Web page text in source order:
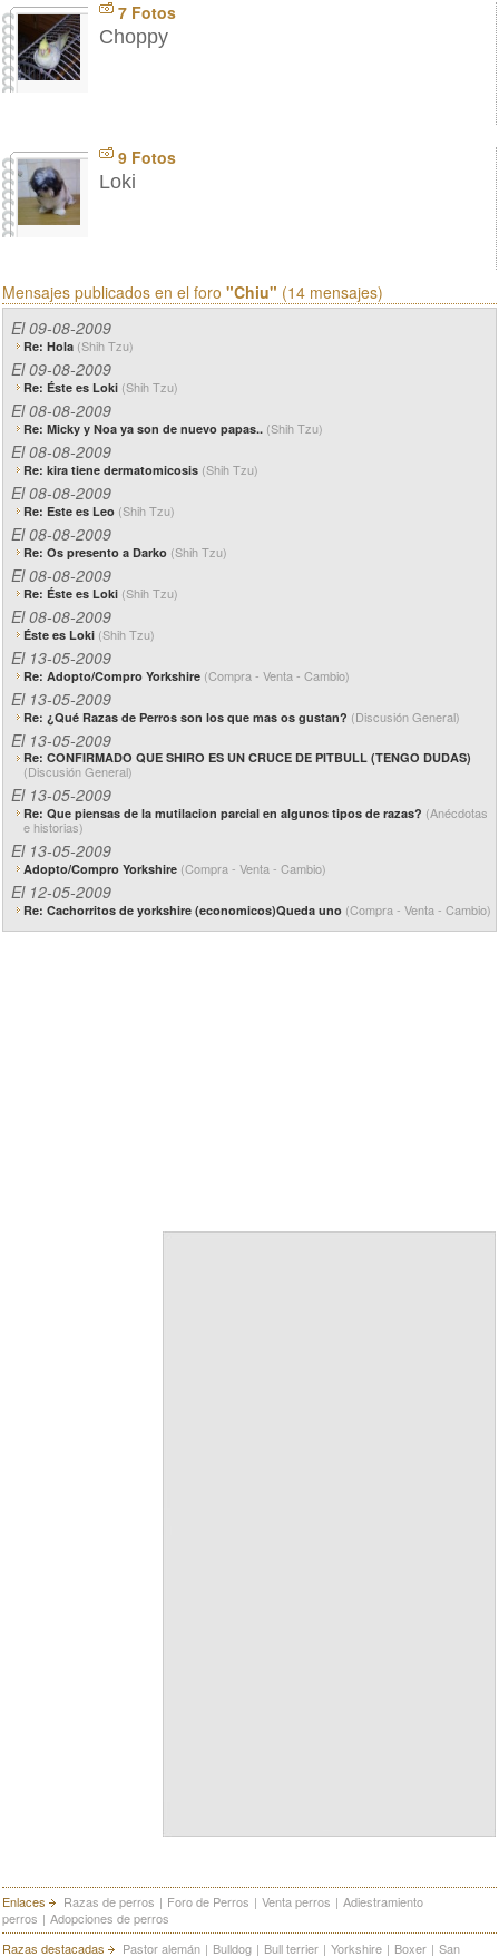
7 Fotos
Choppy
9 Fotos
Loki
Mensajes publicados en el foro "Chiu" (14 mensajes)
El 09-08-2009
Re: Hola (Shih Tzu)
El 09-08-2009
Re: Éste es Loki (Shih Tzu)
El 08-08-2009
Re: Micky y Noa ya son de nuevo papas.. (Shih Tzu)
El 08-08-2009
Re: kira tiene dermatomicosis (Shih Tzu)
El 08-08-2009
Re: Este es Leo (Shih Tzu)
El 08-08-2009
Re: Os presento a Darko (Shih Tzu)
El 08-08-2009
Re: Éste es Loki (Shih Tzu)
El 08-08-2009
Éste es Loki (Shih Tzu)
El 13-05-2009
Re: Adopto/Compro Yorkshire (Compra - Venta - Cambio)
El 13-05-2009
Re: ¿Qué Razas de Perros son los que mas os gustan? (Discusión General)
El 13-05-2009
Re: CONFIRMADO QUE SHIRO ES UN CRUCE DE PITBULL (TENGO DUDAS)
(Discusión General)
El 13-05-2009
Re: Que piensas de la mutilacion parcial en algunos tipos de razas? (Anécdotas
e historias)
El 13-05-2009
Adopto/Compro Yorkshire (Compra - Venta - Cambio)
El 12-05-2009
Re: Cachorritos de yorkshire (economicos)Queda uno (Compra - Venta - Cambio)
Enlaces Razas de perros | Foro de Perros | Venta perros | Adiestramiento
perros | Adopciones de perros
Razas destacadas
Pastor alemán | Bulldog | Bull terrier | Yorkshire | Boxer | San